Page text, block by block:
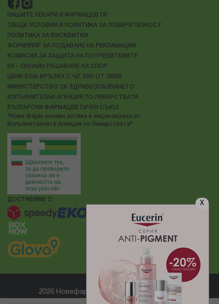
X
НАШИТЕ ЛЕКАРИ И ФАРМАЦЕВТИ
ОБЩИ УСЛОВИЯ И ПОЛИТИКА ЗА ПОВЕРИТЕЛНОСТ
ПОЛИТИКА ЗА БИСКВИТКИ
ФОРМУЛЯР ЗА ПОДАВАНЕ НА РЕКЛАМАЦИЯ
КОМИСИЯ ЗА ЗАЩИТА НА ПОТРЕБИТЕЛИТЕ
ЕК - ОНЛАЙН РЕШАВАНЕ НА СПОР
ЦЕНИ ВЪВ ВРЪЗКА С ЧЛ. 55Б ОТ ЗВЕБ
МИНИСТЕРСТВО ЗА ЗДРАВЕОПАЗВАНЕТО
ИЗПЪЛНИТЕЛНА АГЕНЦИЯ ПО ЛЕКАРСТВАТА
БЪЛГАРСКИ ФАРМАЦЕВТИЧЕН СЪЮЗ
"Нове Фарм онлайн аптека е лицензирана от
Изпълнителната Агенция по Лекарствата"
ДОСТАВЯМЕ С:
2026 Новефарм ® Всички права запазени